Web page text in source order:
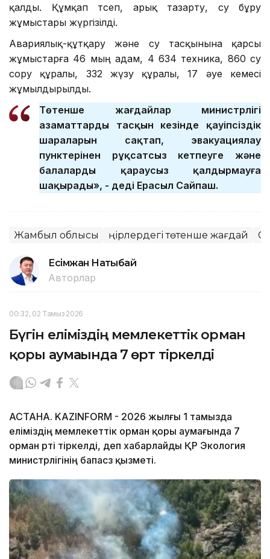
қалды. Құмқап төсеп, арық тазарту, су бұру
жұмыстары жүргізілді.
Авариялық-құтқару және су тасқынына қарсы
жұмыстарға 46 мың адам, 4 634 техника, 860 су
сору құралы, 332 жүзу құралы, 17 әуе кемесі
жұмылдырылды.
Төтенше жағдайлар министрлігі
азаматтарды тасқын кезінде қауіпсіздік
шараларын сақтап, эвакуациялау
пунктерінен рұқсатсыз кетпеуге және
балаларды қараусыз қалдырмауға
шақырады», - деді Ерасыл Сайпаш.
Жамбыл облысы Өңірлердегі төтенше жағдай
Есімжан Нақтыбай
Авторлар
00:32, 02 Тамыз 2026
Бүгін еліміздің мемлекеттік орман
қоры аумағында 7 өрт тіркелді
АСТАНА. KAZINFORM - 2026 жылғы 1 тамызда
еліміздің мемлекеттік орман қоры аумағында 7
орман өрті тіркелді, деп хабарлайды ҚР Экология
министрлігінің бапасөз қызметі.